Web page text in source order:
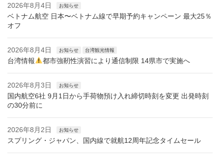
2026年8月4日 お知らせ
ベトナム航空 日本〜ベトナム線で早期予約キャンペーン 最大25％
オフ
2026年8月4日 お知らせ 台湾観光情報
台湾情報 都市強靭性演習により通信制限 14県市で実施へ
2026年8月3日 お知らせ
国内航空6社 9月1日から手荷物預け入れ締切時刻を変更 出発時刻
の30分前に
2026年8月2日 お知らせ
スプリング・ジャパン、国内線で就航12周年記念タイムセール